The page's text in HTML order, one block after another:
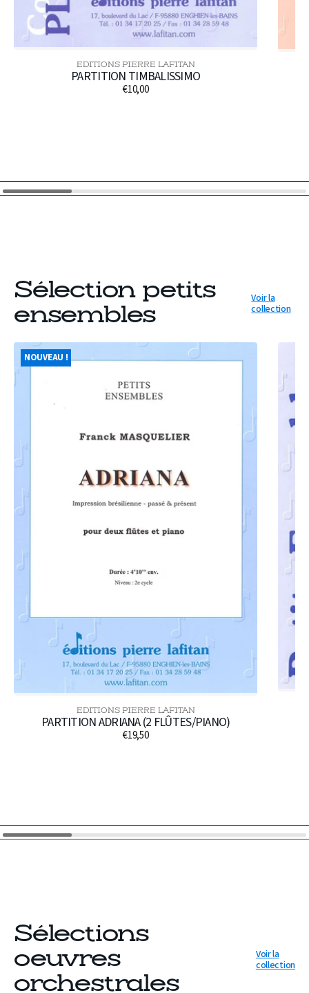
Distributeur :
EDITIONS PIERRE LAFITAN
PARTITION TIMBALISSIMO
Prix
€10,00
Sélection petits
ensembles
Voir la
collection
PARTITION
ADRIANA
(2
FLÛTES/PIANO)
NOUVEAU !
Distributeur :
EDITIONS PIERRE LAFITAN
PARTITION ADRIANA (2 FLÛTES/PIANO)
Prix
€19,50
OEUVRE
Sélections
oeuvres
orchestrales
Voir la
collection